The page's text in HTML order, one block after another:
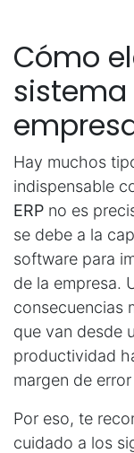
Cómo
sistema
Hay muchos
indispensable
ERP no es
se debe a la
software para
de la empresa.
consecuencias
que van desde
productividad
margen de
Por eso, te
cuidado a los